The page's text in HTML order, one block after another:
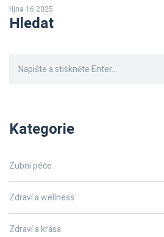
října 16 2025
Hledat
Kategorie
Zubní péče
Zdraví a wellness
Zdraví a krása